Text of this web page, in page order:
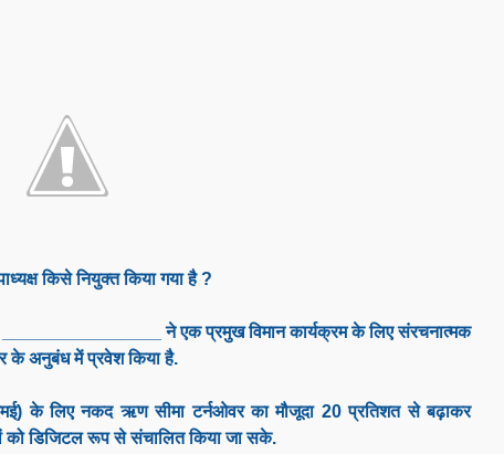
किसे नियुक्त किया गया है ?
________________ ने एक प्रमुख विमान कार्यक्रम के लिए संरचनात्मक
के अनुबंध में प्रवेश किया है.
के लिए नकद ऋण सीमा टर्नओवर का मौजूदा 20 प्रतिशत से बढ़ाकर
को डिजिटल रूप से संचालित किया जा सके.